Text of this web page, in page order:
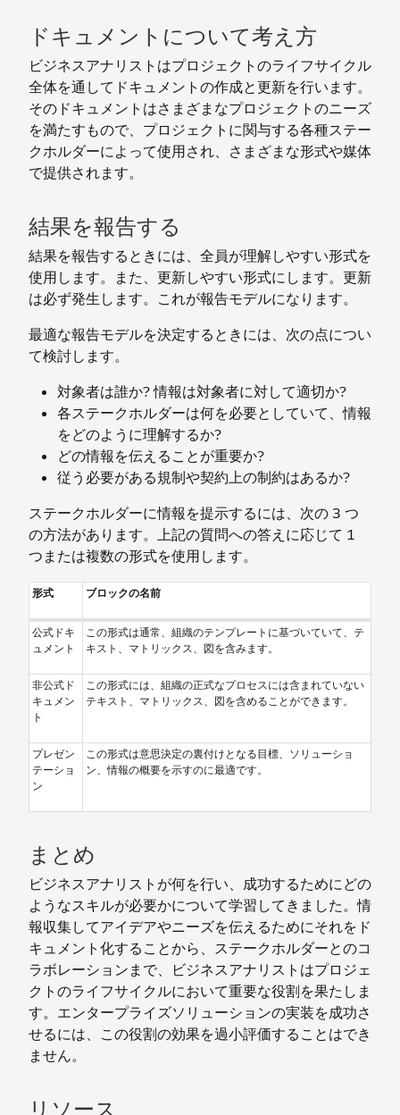
ドキュメントについて考え方
ビジネスアナリストはプロジェクトのライフサイクル
全体を通してドキュメントの作成と更新を行います。
そのドキュメントはさまざまなプロジェクトのニーズ
を満たすもので、プロジェクトに関与する各種ステー
クホルダーによって使用され、さまざまな形式や媒体
で提供されます。
結果を報告する
結果を報告するときには、全員が理解しやすい形式を
使用します。また、更新しやすい形式にします。更新
は必ず発生します。これが報告モデルになります。
最適な報告モデルを決定するときには、次の点につい
て検討します。
対象者は誰か? 情報は対象者に対して適切か?
各ステークホルダーは何を必要としていて、情報
をどのように理解するか?
どの情報を伝えることが重要か?
従う必要がある規制や契約上の制約はあるか?
ステークホルダーに情報を提示するには、次の 3 つ
の方法があります。上記の質問への答えに応じて 1
つまたは複数の形式を使用します。
形式 ブロックの名前
公式ドキ
ュメント
この形式は通常、組織のテンプレートに基づいていて、テ
キスト、マトリックス、図を含みます。
非公式ド
キュメン
ト
この形式には、組織の正式なプロセスには含まれていない
テキスト、マトリックス、図を含めることができます。
プレゼン
テーショ
ン
この形式は意思決定の裏付けとなる目標、ソリューショ
ン、情報の概要を示すのに最適です。
まとめ
ビジネスアナリストが何を行い、成功するためにどの
ようなスキルが必要かについて学習してきました。情
報収集してアイデアやニーズを伝えるためにそれをド
キュメント化することから、ステークホルダーとのコ
ラボレーションまで、ビジネスアナリストはプロジェ
クトのライフサイクルにおいて重要な役割を果たしま
す。エンタープライズソリューションの実装を成功さ
せるには、この役割の効果を過小評価することはでき
ません。
リソース